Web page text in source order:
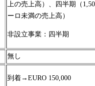
上の売上高）、四半期（ 1,
ーロ未満の売上高）
非設立事業：四半期
無し
到着→ EURO 150,000